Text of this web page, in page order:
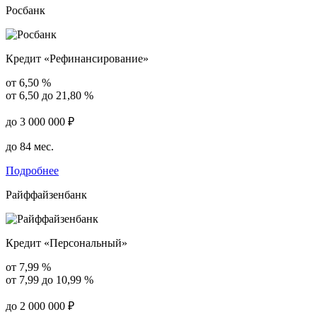
Росбанк
Кредит «Рефинансирование»
от 6,50 %
от 6,50 до 21,80 %
до 3 000 000 ₽
до 84 мес.
Подробнее
Райффайзенбанк
Кредит «Персональный»
от 7,99 %
от 7,99 до 10,99 %
до 2 000 000 ₽